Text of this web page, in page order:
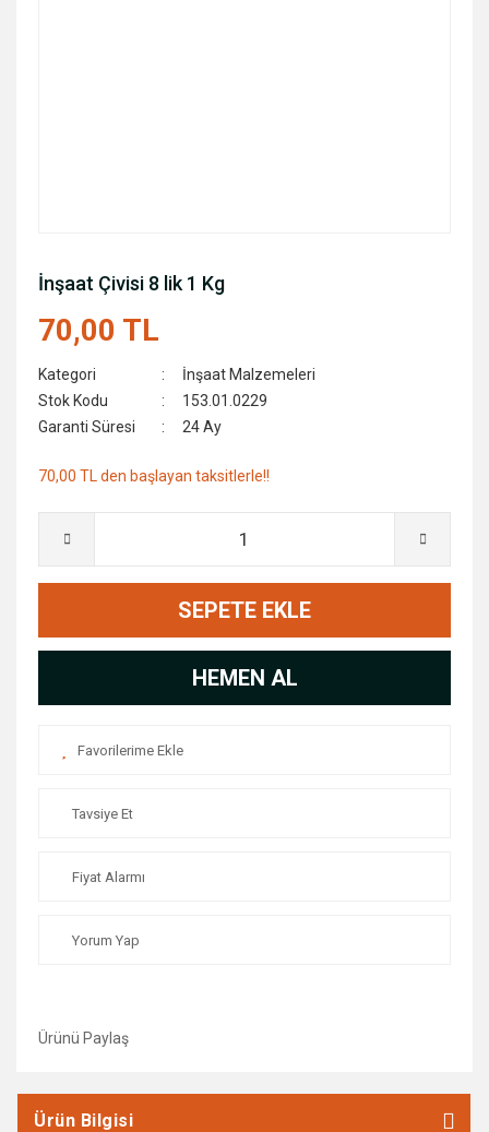
İnşaat Çivisi 8 lik 1 Kg
70,00 TL
Kategori
İnşaat Malzemeleri
Stok Kodu
153.01.0229
Garanti Süresi
24 Ay
70,00 TL den başlayan taksitlerle!!
SEPETE EKLE
HEMEN AL
Tavsiye Et
Fiyat Alarmı
Yorum Yap
Ürünü Paylaş
Ürün Bilgisi